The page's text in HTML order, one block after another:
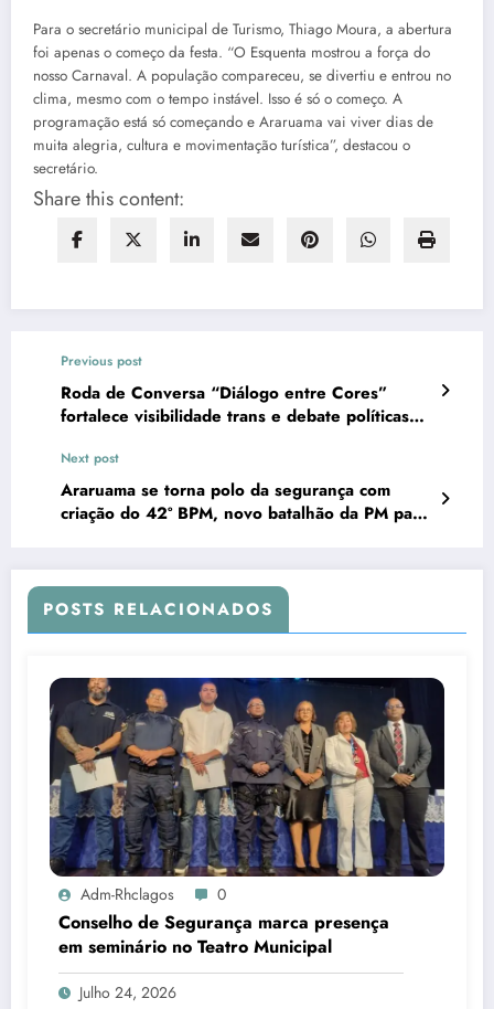
Para o secretário municipal de Turismo, Thiago Moura, a abertura
foi apenas o começo da festa. “O Esquenta mostrou a força do
nosso Carnaval. A população compareceu, se divertiu e entrou no
clima, mesmo com o tempo instável. Isso é só o começo. A
programação está só começando e Araruama vai viver dias de
muita alegria, cultura e movimentação turística”, destacou o
secretário.
Share this content:
Previous post
Roda de Conversa “Diálogo entre Cores”
fortalece visibilidade trans e debate políticas
Next post
Araruama se torna polo da segurança com
criação do 42º BPM, novo batalhão da PM para
POSTS RELACIONADOS
Adm-Rhclagos 0
Conselho de Segurança marca presença
em seminário no Teatro Municipal
Julho 24, 2026